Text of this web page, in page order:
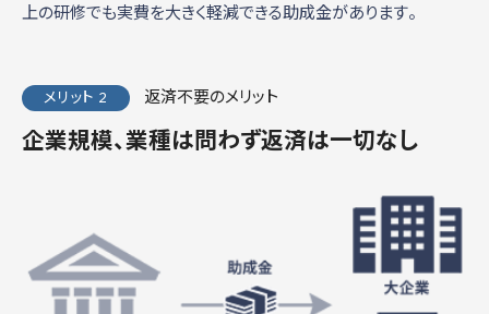
上の研修でも実費を大きく軽減できる助成金があります。
メリット 2 返済不要のメリット
企業規模、業種は問わず返済は一切なし